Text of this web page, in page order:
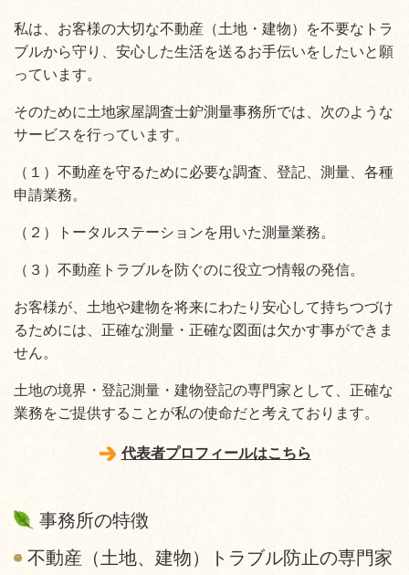
私は、お客様の大切な不動産（土地・建物）を不要なトラ
ブルから守り、安心した生活を送るお手伝いをしたいと願
っています。
そのために土地家屋調査士鈩測量事務所では、次のような
サービスを行っています。
（１）不動産を守るために必要な調査、登記、測量、各種
申請業務。
（２）トータルステーションを用いた測量業務。
（３）不動産トラブルを防ぐのに役立つ情報の発信。
お客様が、土地や建物を将来にわたり安心して持ちつづけ
るためには、正確な測量・正確な図面は欠かす事ができま
せん。
土地の境界・登記測量・建物登記の専門家として、正確な
業務をご提供することが私の使命だと考えております。
代表者プロフィールはこちら
事務所の特徴
不動産（土地、建物）トラブル防止の専門家